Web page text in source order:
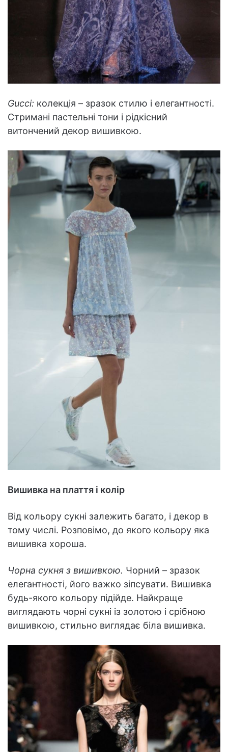
Gucci: колекція – зразок стилю і елегантності.
Стримані пастельні тони і рідкісний
витончений декор вишивкою.
Вишивка на плаття і колір
Від кольору сукні залежить багато, і декор в
тому числі. Розповімо, до якого кольору яка
вишивка хороша.
Чорна сукня з вишивкою. Чорний – зразок
елегантності, його важко зіпсувати. Вишивка
будь-якого кольору підійде. Найкраще
виглядають чорні сукні із золотою і срібною
вишивкою, стильно виглядає біла вишивка.